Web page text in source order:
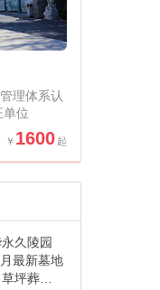
理体系认
单位
1600
久陵园
最新墓地
坪葬